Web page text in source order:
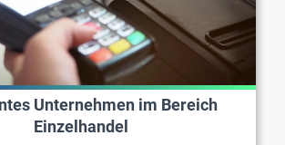
Unternehmen im Bereich
Einzelhandel